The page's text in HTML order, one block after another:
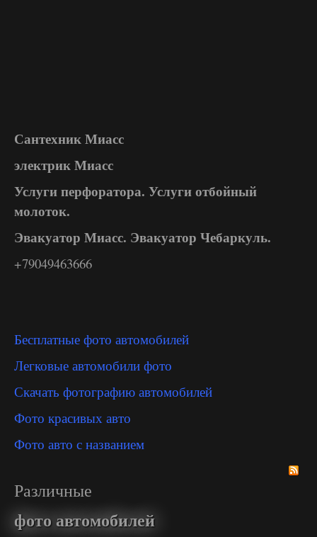
Сантехник Миасс
электрик Миасс
Услуги перфоратора. Услуги отбойный
молоток.
Эвакуатор Миасс. Эвакуатор Чебаркуль.
+79049463666
Бесплатные фото автомобилей
Легковые автомобили фото
Скачать фотографию автомобилей
Фото красивых авто
Фото авто с названием
Различные
фото автомобилей